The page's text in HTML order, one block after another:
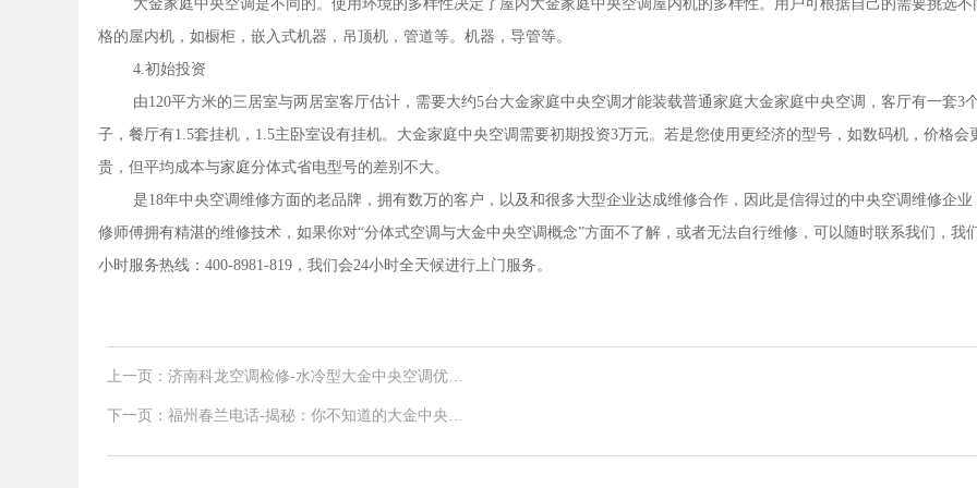
格的屋内机，如橱柜，嵌入式机器，吊顶机，管道等。机器，导管等。
4.初始投资
由120平方米的三居室与两居室客厅估计，需要大约5台大金家庭中央空调才能装载普通家庭大金家庭中央空调，客厅有一套3
子，餐厅有1.5套挂机，1.5主卧室设有挂机。大金家庭中央空调需要初期投资3万元。若是您使用更经济的型号，如数码机，价格会
贵，但平均成本与家庭分体式省电型号的差别不大。
是18年中央空调维修方面的老品牌，拥有数万的客户，以及和很多大型企业达成维修合作，因此是信得过的中央空调维修企业
修师傅拥有精湛的维修技术，如果你对“分体式空调与大金中央空调概念”方面不了解，或者无法自行维修，可以随时联系我们，我
小时服务热线：400-8981-819，我们会24小时全天候进行上门服务。
上一页：济南科龙空调检修-水冷型大金中央空调优势
下一页：福州春兰电话-揭秘：你不知道的大金中央空